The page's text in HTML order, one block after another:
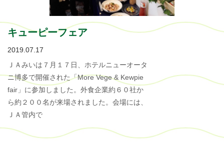
キューピーフェア
2019.07.17
ＪＡみいは７月１７日、ホテルニューオータ
ニ博多で開催された「More Vege & Kewpie
fair」に参加しました。外食企業約６０社か
ら約２００名が来場されました。会場には、
ＪＡ管内で